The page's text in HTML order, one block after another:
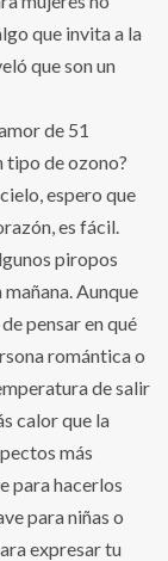
que invita a la
que son un
de 51
tipo de ozono?
espero que
es fácil.
piropos
Aunque
pensar en qué
romántica o
de salir
calor que la
más
para hacerlos
para niñas o
expresar tu